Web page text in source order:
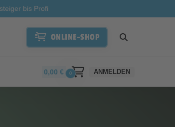
bis Profi
ONLINE-SHOP
0,00€ 0 ANMELDEN